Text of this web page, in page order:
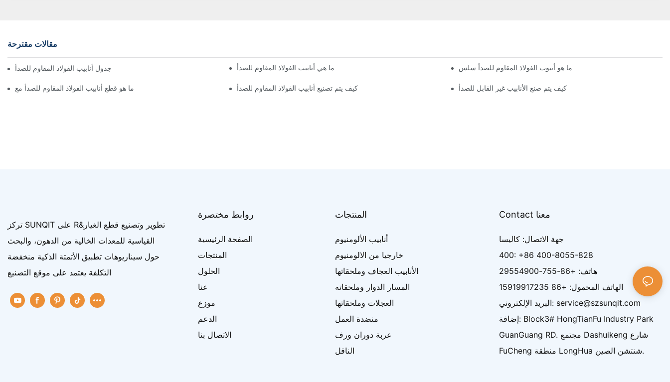
مقالات مقترحة
ما هو جدول أنابيب الفولاذ المقاوم للصدأ ما هي أنابيب الفولاذ المقاوم للصدأ ما هو أنبوب الفولاذ المقاوم للصدأ سلس
ما هو قطع أنابيب الفولاذ المقاوم للصدأ مع كيف يتم تصنيع أنابيب الفولاذ المقاوم للصدأ كيف يتم صنع الأنابيب غير القابل للصدأ
تركز SUNQIT على R&تطوير وتصنيع قطع الغيار
القياسية للمعدات الخالية من الدهون، والبحث
حول سيناريوهات تطبيق الأتمتة الذكية منخفضة
روابط مختصرة
الصفحة الرئيسية
المنتجات
الحلول
عنا
موزع
الدعم
الاتصال بنا
المنتجات
أنابيب الألومنيوم
خارجيا من الالومنيوم
الأنابيب العجاف وملحقاتها
المسار الدوار وملحقاته
العجلات وملحقاتها
منضدة العمل
عربة دوران ورف
الناقل
Contact معنا
جهة الاتصال: كاليسا
400: +86 400-8055-828
هاتف: +86-755-29554900
البريد الإلكتروني: service@szsunqit.com
إضافة: Block3# HongTianFu Industry Park
GuanGuang RD. مجتمع Dashuikeng شارع
FuCheng منطقة LongHua شنتشن الصين.